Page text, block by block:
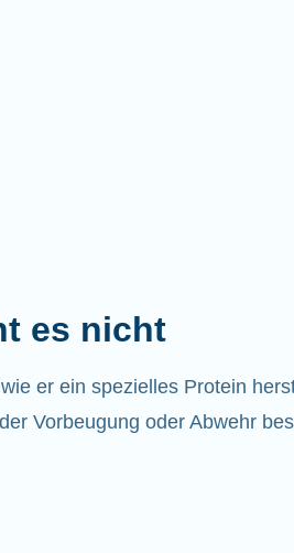
es nicht
er ein spezielles Protein
Vorbeugung oder Abwehr